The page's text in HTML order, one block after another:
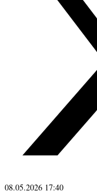
08.05.2026 17:40